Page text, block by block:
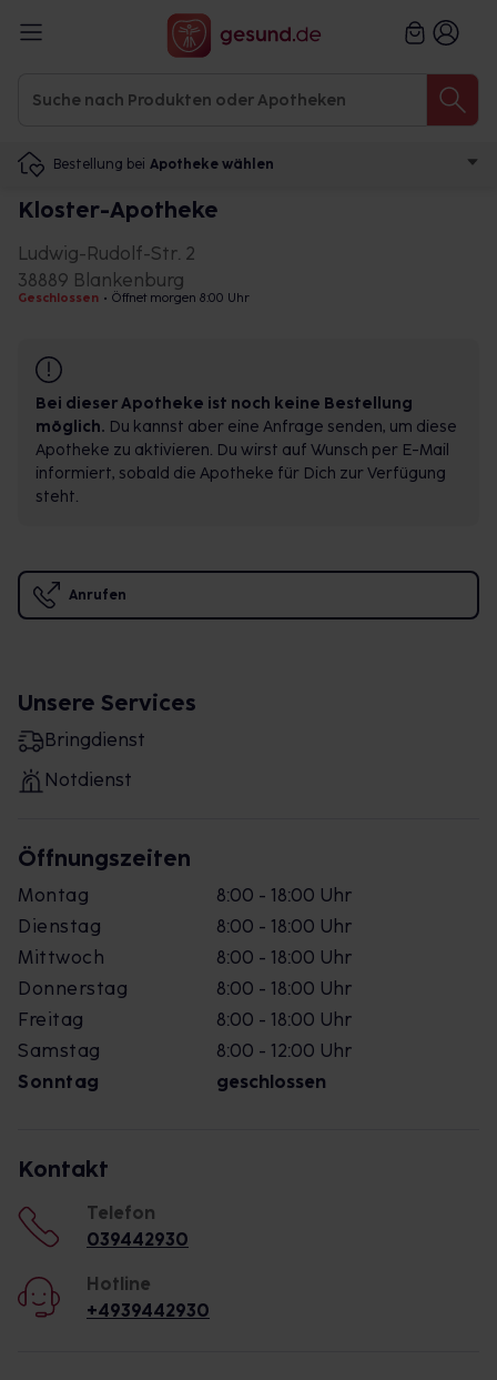
Bestellung bei Apotheke wählen
Kloster-Apotheke
Ludwig-Rudolf-Str. 2
38889 Blankenburg
Geschlossen • Öffnet morgen 8:00 Uhr
Bei dieser Apotheke ist noch keine Bestellung
möglich. Du kannst aber eine Anfrage senden, um diese
Apotheke zu aktivieren. Du wirst auf Wunsch per E-Mail
informiert, sobald die Apotheke für Dich zur Verfügung
steht.
Anrufen
Unsere Services
Bringdienst
Notdienst
Öffnungszeiten
Montag
8:00 - 18:00 Uhr
Dienstag
8:00 - 18:00 Uhr
Mittwoch
8:00 - 18:00 Uhr
Donnerstag
8:00 - 18:00 Uhr
Freitag
8:00 - 18:00 Uhr
Samstag
8:00 - 12:00 Uhr
Sonntag
geschlossen
Kontakt
Telefon
039442930
Hotline
+4939442930